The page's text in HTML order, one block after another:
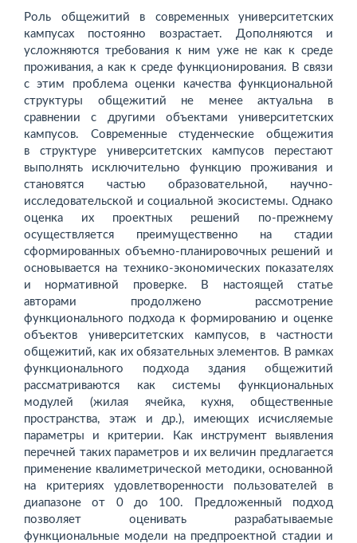
Роль общежитий в современных университетских
кампусах постоянно возрастает. Дополняются и
усложняются требования к ним уже не как к среде
проживания, а как к среде функционирования. В связи
с этим проблема оценки качества функциональной
структуры общежитий не менее актуальна в
сравнении с другими объектами университетских
кампусов. Современные студенческие общежития
в структуре университетских кампусов перестают
выполнять исключительно функцию проживания и
становятся частью образовательной, научно-
исследовательской и социальной эко­системы. Однако
оценка их проектных решений по-прежнему
осуществляется преимущественно на стадии
сформированных объемно-планировочных решений и
основывается на технико-экономических показателях
и нормативной проверке. В настоящей статье
авторами продолжено рассмотрение
функционального подхода к формированию и оценке
объектов университетских кампусов, в частности
общежитий, как их обязательных элементов. В рамках
функ­ционального подхода здания общежитий
рассматриваются как системы функциональных
модулей (жилая ячейка, кухня, общественные
пространства, этаж и др.), имеющих исчисляемые
параметры и критерии. Как инструмент выявления
перечней таких параметров и их величин предлагается
применение квалиметрической методики, основанной
на критериях удовлетворенности пользователей в
диапазоне от 0 до 100. Предложенный подход
позволяет оценивать разрабатываемые
функциональные модели на предпроектной стадии и